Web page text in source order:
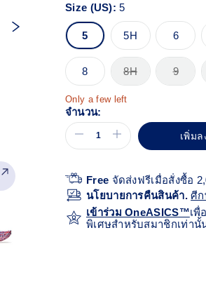
Reviews.
ลิงก์
หน้า
เดียวกัน
Size (US):5
5 5H 6
8 8H 9
Only a few left
จำนวน:
เพิ่ม
Free จัดส่งฟรีเมื่อสั่งซื้อ
นโยบายการคืนสินค้า.ศีก
เข้าร่วม OneASICS™เพื่
พิเศษสำหรับสมาชิกเท่านั้